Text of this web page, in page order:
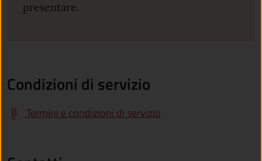
presentare.
Condizioni di servizio
Termini e condizioni di servizio